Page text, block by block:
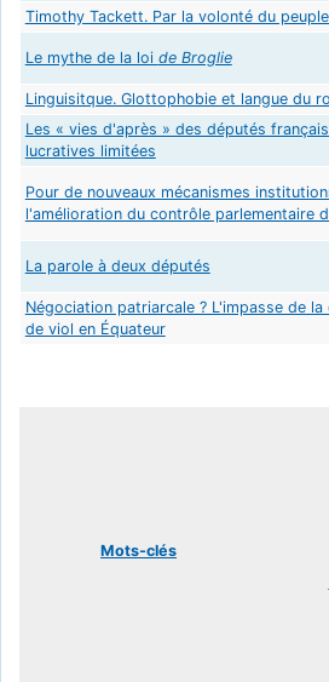
Timothy Tackett. Par la volonté du
Le mythe de la loi de Broglie
Linguisitque. Glottophobie et langue du
Les « vies d'après » des députés
lucratives limitées
Pour de nouveaux mécanismes
l'amélioration du contrôle parlementaire
La parole à deux députés
Négociation patriarcale ? L'impasse de
de viol en Équateur
Mots-clés